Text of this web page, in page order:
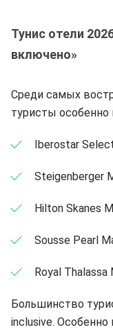
Тунис отели
включено»
Среди самых
туристы
Iberostar
Steigenberger
Hilton Skanes
Sousse Pearl
Royal Thalassa
Большинство
inclusive.